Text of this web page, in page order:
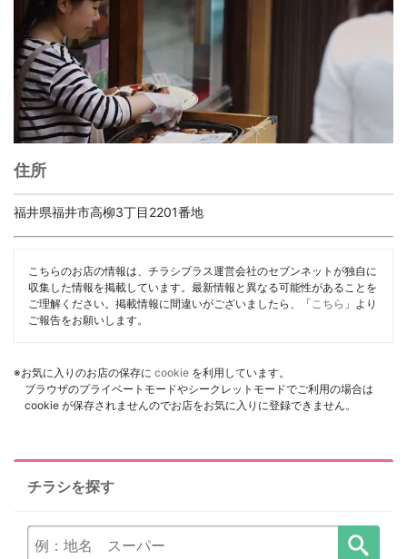
住所
福井県福井市高柳3丁目2201番地
こちらのお店の情報は、チラシプラス運営会社のセブンネットが独自に
収集した情報を掲載しています。最新情報と異なる可能性があることを
ご理解ください。掲載情報に間違いがございましたら、「 こちら 」より
ご報告をお願いします。
※お気に入りのお店の保存に cookie を利用しています。
ブラウザのプライベートモードやシークレットモードでご利用の場合は
cookie が保存されませんのでお店をお気に入りに登録できません。
チラシを探す